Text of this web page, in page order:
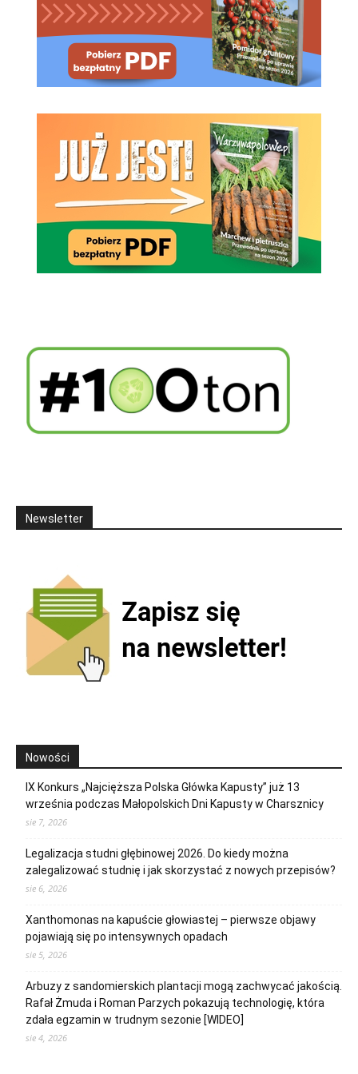
Newsletter
Nowości
IX Konkurs „Najcięższa Polska Główka Kapusty” już 13
września podczas Małopolskich Dni Kapusty w Charsznicy
sie 7, 2026
Legalizacja studni głębinowej 2026. Do kiedy można
zalegalizować studnię i jak skorzystać z nowych przepisów?
sie 6, 2026
Xanthomonas na kapuście głowiastej – pierwsze objawy
pojawiają się po intensywnych opadach
sie 5, 2026
Arbuzy z sandomierskich plantacji mogą zachwycać jakością.
Rafał Żmuda i Roman Parzych pokazują technologię, która
zdała egzamin w trudnym sezonie [WIDEO]
sie 4, 2026